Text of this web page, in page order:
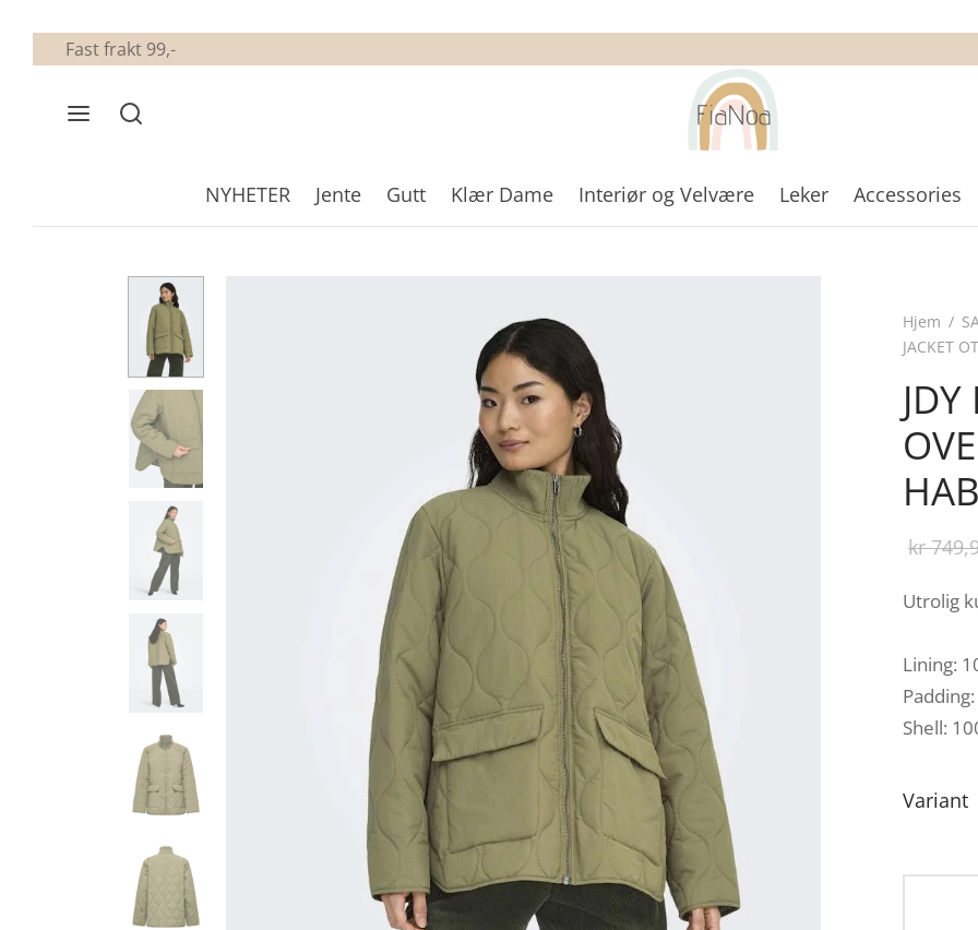
Fast frakt 99,-
NYHETER Jente Gutt Klær Dame Interiør og Velvære Leker Accessories
Hjem /
JACKET
kr
Utrolig
Lining:
Shell:
Variant